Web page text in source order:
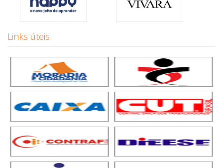
Links úteis